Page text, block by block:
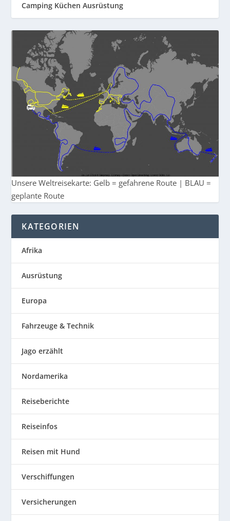
Camping Küchen Ausrüstung
Unsere Weltreisekarte: Gelb = gefahrene Route | BLAU =
geplante Route
KATEGORIEN
Afrika
Ausrüstung
Europa
Fahrzeuge & Technik
Jago erzählt
Nordamerika
Reiseberichte
Reiseinfos
Reisen mit Hund
Verschiffungen
Versicherungen